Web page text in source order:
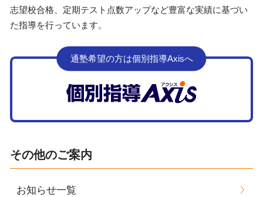
志望校合格、定期テスト点数アップなど豊富な実績に基づい
た指導を行っています。
通塾希望の方は個別指導Axisへ
その他のご案内
お知らせ一覧